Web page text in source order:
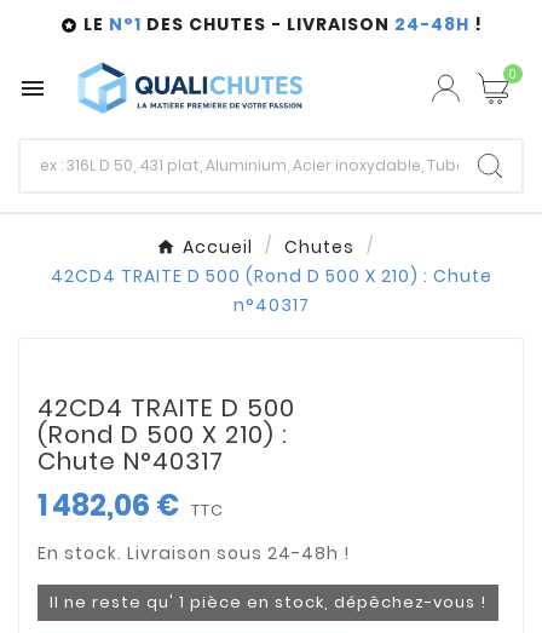
 LE N°1 DES CHUTES - LIVRAISON 24-48H !
 0
Accueil
Chutes
42CD4 TRAITE D 500 (Rond D 500 X 210) : Chute
n°40317
42CD4 TRAITE D 500
(Rond D 500 X 210) :
Chute N°40317
1 482,06 € TTC
Il ne reste qu' 1 pièce en stock, dépêchez-vous !